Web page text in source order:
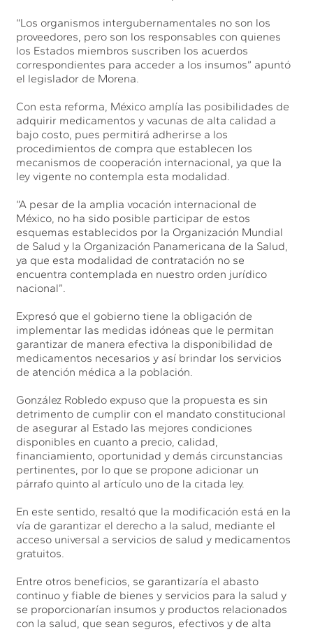
“Los organismos intergubernamentales no son los
proveedores, pero son los responsables con quienes
los Estados miembros suscriben los acuerdos
correspondientes para acceder a los insumos” apuntó
el legislador de Morena.
Con esta reforma, México amplía las posibilidades de
adquirir medicamentos y vacunas de alta calidad a
bajo costo, pues permitirá adherirse a los
procedimientos de compra que establecen los
mecanismos de cooperación internacional, ya que la
ley vigente no contempla esta modalidad.
“A pesar de la amplia vocación internacional de
México, no ha sido posible participar de estos
esquemas establecidos por la Organización Mundial
de Salud y la Organización Panamericana de la Salud,
ya que esta modalidad de contratación no se
encuentra contemplada en nuestro orden jurídico
nacional”.
Expresó que el gobierno tiene la obligación de
implementar las medidas idóneas que le permitan
garantizar de manera efectiva la disponibilidad de
medicamentos necesarios y así brindar los servicios
de atención médica a la población.
González Robledo expuso que la propuesta es sin
detrimento de cumplir con el mandato constitucional
de asegurar al Estado las mejores condiciones
disponibles en cuanto a precio, calidad,
financiamiento, oportunidad y demás circunstancias
pertinentes, por lo que se propone adicionar un
párrafo quinto al artículo uno de la citada ley.
En este sentido, resaltó que la modificación está en la
vía de garantizar el derecho a la salud, mediante el
acceso universal a servicios de salud y medicamentos
gratuitos.
Entre otros beneficios, se garantizaría el abasto
continuo y fiable de bienes y servicios para la salud y
se proporcionarían insumos y productos relacionados
con la salud, que sean seguros, efectivos y de alta